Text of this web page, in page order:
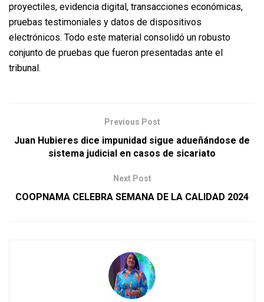
proyectiles, evidencia digital, transacciones económicas,
pruebas testimoniales y datos de dispositivos
electrónicos. Todo este material consolidó un robusto
conjunto de pruebas que fueron presentadas ante el
tribunal.
Previous Post
Juan Hubieres dice impunidad sigue adueñándose de
sistema judicial en casos de sicariato
Next Post
COOPNAMA CELEBRA SEMANA DE LA CALIDAD 2024